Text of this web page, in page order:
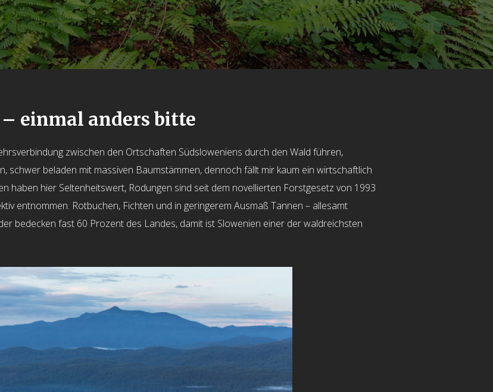
einmal anders bitte
zwischen den Ortschaften Südsloweniens durch den Wald führen,
schwer beladen mit massiven Baumstämmen, dennoch fällt mir kaum ein wirtschaftlich
haben hier Seltenheitswert, Rodungen sind seit dem novellierten Forstgesetz von 1993
entnommen. Rotbuchen, Fichten und in geringerem Ausmaß Tannen – allesamt
bedecken fast 60 Prozent des Landes, damit ist Slowenien einer der waldreichsten